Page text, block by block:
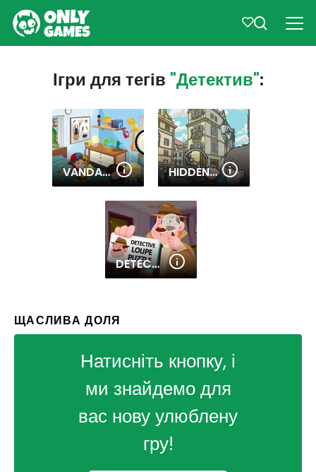
Ігри для тегів "Детектив":
VANDAN THE DETECTIVE HIDDEN CATS: DETECTIVE AGENCY
DETECTIVE LOUPE PUZZLE
ЩАСЛИВА ДОЛЯ
Натисніть кнопку, і
ми знайдемо для
вас нову улюблену
гру!